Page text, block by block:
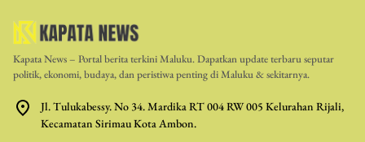
Kapata News – Portal berita terkini Maluku. Dapatkan update terbaru seputar
politik, ekonomi, budaya, dan peristiwa penting di Maluku & sekitarnya.
Jl. Tulukabessy. No 34. Mardika RT 004 RW 005 Kelurahan Rijali,
Kecamatan Sirimau Kota Ambon.